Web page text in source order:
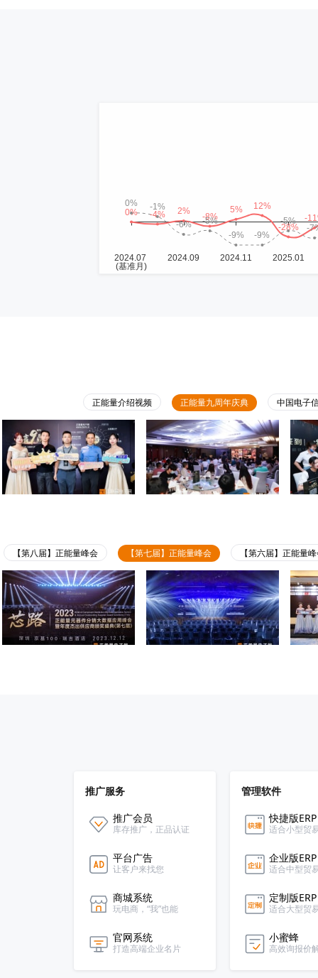
正能量介绍视频 正能量九周年庆典 中国电子
【第八届】正能量峰会 【第七届】正能量峰会 【第六届】正能量
推广服务
推广会员
库存推广，正品认证
平台广告
让客户来找您
商城系统
玩电商，“我”也能
官网系统
打造高端企业名片
管理软件
快捷版ERP
适合小型贸
企业版ERP
适合中型贸
定制版ERP
适合大型贸
小蜜蜂
高效询报价